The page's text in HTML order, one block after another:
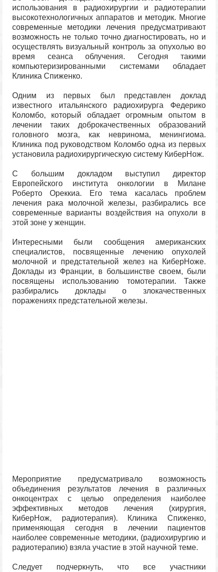
использования в радиохирургии и радиотерапии
высокотехнологичных аппаратов и методик. Многие
современные методики лечения предусматривают
возможность не только точно диагностировать, но и
осуществлять визуальный контроль за опухолью во
время сеанса облучения. Сегодня такими
компьютеризированными системами обладает
Клиника Спиженко.
Одним из первых был представлен доклад
известного итальянского радиохирурга Федерико
Коломбо, который обладает огромным опытом в
лечении таких доброкачественных образований
головного мозга, как невринома, менингиома.
Клиника под руководством Коломбо одна из первых
установила радиохирургическую систему КиберНож.
С большим докладом выступил директор
Европейского института онкологии в Милане
Роберто Ореккиа. Его тема касалась проблем
лечения рака молочной железы, разбирались все
современные варианты воздействия на опухоли в
этой зоне у женщин.
Интересными были сообщения американских
специалистов, посвященные лечению опухолей
молочной и предстательной желез на КиберНоже.
Доклады из Франции, в большинстве своем, были
посвящены использованию томотерапии. Также
разбирались доклады о злокачественных
поражениях предстательной железы.
Мероприятие предусматривало возможность
объединения результатов лечения в различных
онкоцентрах с целью определения наиболее
эффективных методов лечения (хирургия,
КиберНож, радиотерапия). Клиника Спиженко,
применяющая сегодня в лечении пациентов
наиболее современные методики, (радиохирургию и
радиотерапию) взяла участие в этой научной теме.
Следует подчеркнуть, что все участники